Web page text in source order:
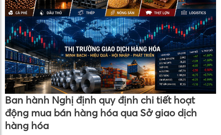
Ban hành Nghị định quy định chi tiết hoạt
động mua bán hàng hóa qua Sở giao dịch
hàng hóa